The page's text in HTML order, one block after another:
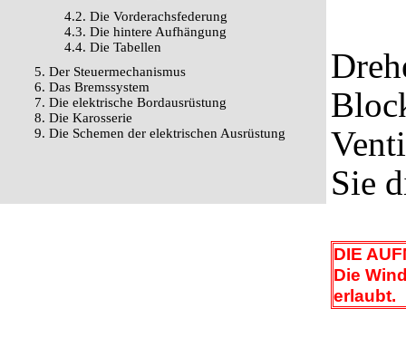
4.2. Die Vorderachsfederung
4.3. Die hintere Aufhängung
4.4. Die Tabellen
5. Der Steuermechanismus
6. Das Bremssystem
7. Die elektrische Bordausrüstung
8. Die Karosserie
9. Die Schemen der elektrischen Ausrüstung
Sie
DIE
Die
erlaubt.